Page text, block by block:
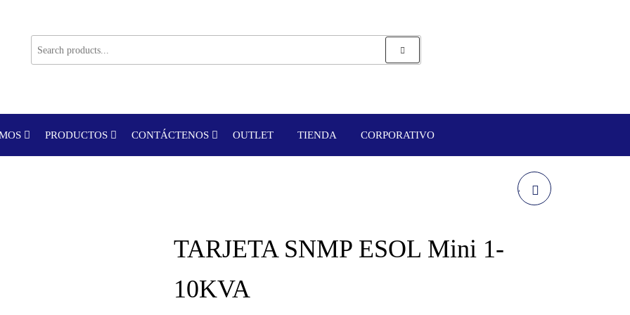
PRODUCTOS CONTÁCTENOS OUTLET TIENDA CORPORATIVO
TARJETA SNMP ESOL
TARJETA SNMP ESOL Mini 1-
10KVA